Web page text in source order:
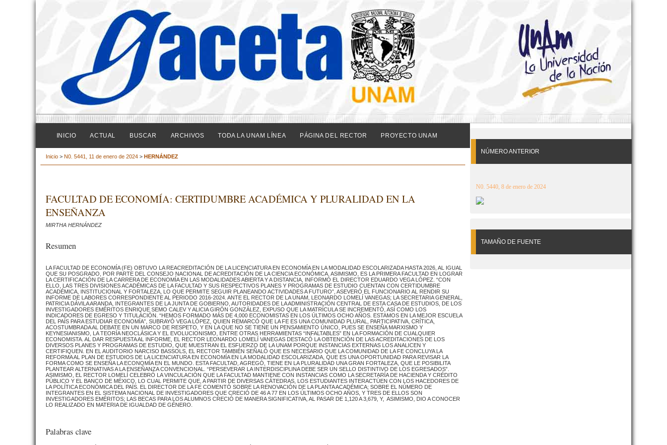
NÚMERO ANTERIOR
N0. 5440, 8 de enero de 2024
TAMAÑO DE FUENTE
INICIO ACTUAL BUSCAR ARCHIVOS TODA LA UNAM LÍNEA PÁGINA DEL RECTOR PROYECTO UNAM
Inicio > N0. 5441, 11 de enero de 2024 > HERNÁNDEZ
FACULTAD DE ECONOMÍA: CERTIDUMBRE ACADÉMICA Y PLURALIDAD EN LA
ENSEÑANZA
MIRTHA HERNÁNDEZ
Resumen
LA FACULTAD DE ECONOMÍA (FE) OBTUVO LA REACREDITACIÓN DE LA LICENCIATURA EN ECONOMÍA EN LA MODALIDAD ESCOLARIZADA HASTA 2026, AL IGUAL
QUE SU POSGRADO, POR PARTE DEL CONSEJO NACIONAL DE ACREDITACIÓN DE LA CIENCIA ECONÓMICA. ASIMISMO, ES LA PRIMERA FACULTAD EN LOGRAR
LA CERTIFICACIÓN DE LA CARRERA DE ECONOMÍA EN LAS MODALIDADES ABIERTA Y A DISTANCIA, INFORMÓ EL DIRECTOR EDUARDO VEGA LÓPEZ. “CON
ELLO, LAS TRES DIVISIONES ACADÉMICAS DE LA FACULTAD Y SUS RESPECTIVOS PLANES Y PROGRAMAS DE ESTUDIO CUENTAN CON CERTIDUMBRE
ACADÉMICA, INSTITUCIONAL Y FORTALEZA, LO QUE PERMITE SEGUIR PLANEANDO ACTIVIDADES A FUTURO”, ASEVERÓ EL FUNCIONARIO AL RENDIR SU
INFORME DE LABORES CORRESPONDIENTE AL PERIODO 2016-2024. ANTE EL RECTOR DE LA UNAM, LEONARDO LOMELÍ VANEGAS; LA SECRETARIA GENERAL,
PATRICIA DÁVILA ARANDA, INTEGRANTES DE LA JUNTA DE GOBIERNO, AUTORIDADES DE LA ADMINISTRACIÓN CENTRAL DE ESTA CASA DE ESTUDIOS, DE LOS
INVESTIGADORES EMÉRITOS ENRIQUE SEMO CALEV Y ALICIA GIRÓN GONZÁLEZ, EXPUSO QUE LA MATRÍCULA SE INCREMENTÓ, ASÍ COMO LOS
INDICADORES DE EGRESO Y TITULACIÓN. “HEMOS FORMADO MÁS DE 4,000 ECONOMISTAS EN LOS ÚLTIMOS OCHO AÑOS. ESTAMOS EN LA MEJOR ESCUELA
DEL PAÍS PARA ESTUDIAR ECONOMÍA”, SUBRAYÓ VEGA LÓPEZ, QUIEN REMARCÓ QUE LA FE ES UNA COMUNIDAD PLURAL, PARTICIPATIVA, CRÍTICA,
ACOSTUMBRADA AL DEBATE EN UN MARCO DE RESPETO, Y EN LA QUE NO SE TIENE UN PENSAMIENTO ÚNICO, PUES SE ENSEÑA MARXISMO Y
KEYNESIANISMO, LA TEORÍA NEOCLÁSICA Y EL EVOLUCIONISMO, ENTRE OTRAS HERRAMIENTAS “INFALTABLES” EN LA FORMACIÓN DE CUALQUIER
ECONOMISTA. AL DAR RESPUESTA AL INFORME, EL RECTOR LEONARDO LOMELÍ VANEGAS DESTACÓ LA OBTENCIÓN DE LAS ACREDITACIONES DE LOS
DIVERSOS PLANES Y PROGRAMAS DE ESTUDIO, QUE MUESTRAN EL ESFUERZO DE LA UNAM PORQUE INSTANCIAS EXTERNAS LOS ANALICEN Y
CERTIFIQUEN. EN EL AUDITORIO NARCISO BASSOLS, EL RECTOR TAMBIÉN SEÑALÓ QUE ES NECESARIO QUE LA COMUNIDAD DE LA FE CONCLUYA LA
REFORMA AL PLAN DE ESTUDIOS DE LA LICENCIATURA EN ECONOMÍA EN LA MODALIDAD ESCOLARIZADA, QUE ES UNA OPORTUNIDAD PARA REVISAR LA
FORMA COMO SE ENSEÑA LA ECONOMÍA EN EL MUNDO. ESTA FACULTAD, AGREGÓ, TIENE EN LA PLURALIDAD UNA GRAN FORTALEZA, QUE LE POSIBILITA
PLANTEAR ALTERNATIVAS A LA ENSEÑANZA CONVENCIONAL. “PERSEVERAR LA INTERDISCIPLINA DEBE SER UN SELLO DISTINTIVO DE LOS EGRESADOS”.
ASIMISMO, EL RECTOR LOMELÍ CELEBRÓ LA VINCULACIÓN QUE LA FACULTAD MANTIENE CON INSTANCIAS COMO LA SECRETARÍA DE HACIENDA Y CRÉDITO
PÚBLICO Y EL BANCO DE MÉXICO, LO CUAL PERMITE QUE, A PARTIR DE DIVERSAS CÁTEDRAS, LOS ESTUDIANTES INTERACTÚEN CON LOS HACEDORES DE
LA POLÍTICA ECONÓMICA DEL PAÍS. EL DIRECTOR DE LA FE COMENTÓ SOBRE LA RENOVACIÓN DE LA PLANTA ACADÉMICA; SOBRE EL NÚMERO DE
INTEGRANTES EN EL SISTEMA NACIONAL DE INVESTIGADORES QUE CRECIÓ DE 46 A 77 EN LOS ÚLTIMOS OCHO AÑOS, Y TRES DE ELLOS SON
INVESTIGADORES EMÉRITOS; LAS BECAS PARA LOS ALUMNOS CRECIÓ DE MANERA SIGNIFICATIVA, AL PASAR DE 1,120 A 3,679, Y, ASIMISMO, DIO A CONOCER
LO REALIZADO EN MATERIA DE IGUALDAD DE GÉNERO.
Palabras clave